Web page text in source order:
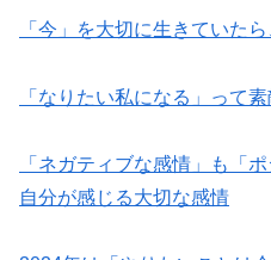
「今」を大切に生きていた
「なりたい私になる」って
「ネガティブな感情」も「
自分が感じる大切な感情